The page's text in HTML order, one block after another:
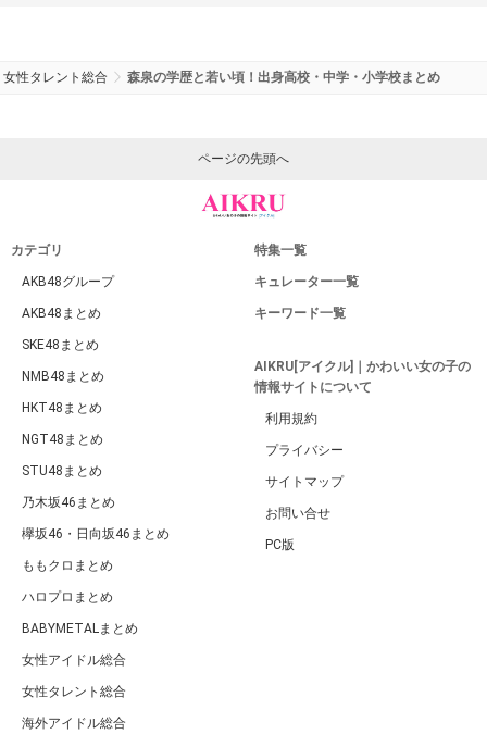
女性タレント総合 森泉の学歴と若い頃！出身高校・中学・小学校まとめ
ページの先頭へ
カテゴリ
AKB48グループ
AKB48まとめ
SKE48まとめ
NMB48まとめ
HKT48まとめ
NGT48まとめ
STU48まとめ
乃木坂46まとめ
欅坂46・日向坂46まとめ
ももクロまとめ
ハロプロまとめ
BABYMETALまとめ
女性アイドル総合
女性タレント総合
海外アイドル総合
特集一覧
キュレーター一覧
キーワード一覧
AIKRU[アイクル]｜かわいい女の子の
情報サイトについて
利用規約
プライバシー
サイトマップ
お問い合せ
PC版